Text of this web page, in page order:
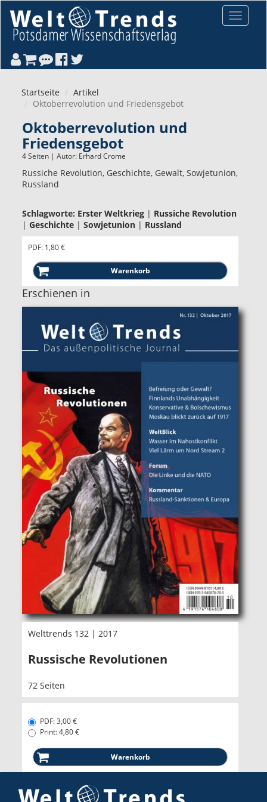
Toggle
Startseite
Artikel
Oktoberrevolution und Friedensgebot
Oktoberrevolution und
Friedensgebot
4 Seiten | Autor: Erhard Crome
Russiche Revolution, Geschichte, Gewalt, Sowjetunion,
Russland
Schlagworte: Erster Weltkrieg | Russiche Revolution
| Geschichte | Sowjetunion | Russland
PDF: 1,80 €
Erschienen in
Welttrends 132 | 2017
Russische Revolutionen
72 Seiten
PDF: 3,00 €
Print: 4,80 €